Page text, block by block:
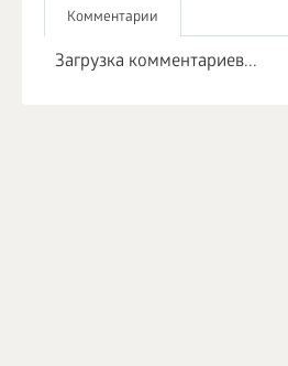
Комментарии
Загрузка комментариев...